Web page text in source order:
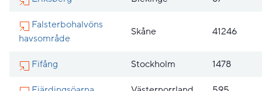
Falsterbohalvöns
havsområde
Skåne 41246
Fifång Stockholm 1478